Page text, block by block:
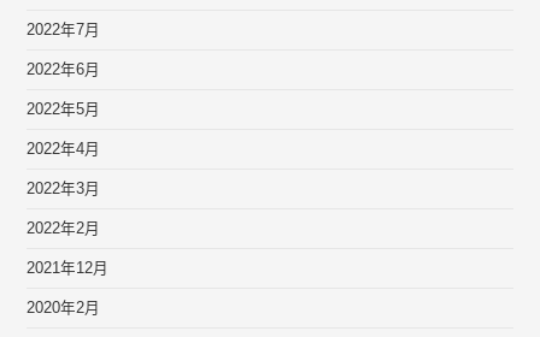
2022年7月
2022年6月
2022年5月
2022年4月
2022年3月
2022年2月
2021年12月
2020年2月